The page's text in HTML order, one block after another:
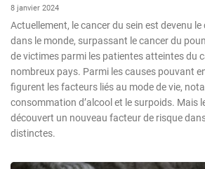
8 janvier 2024
Actuellement, le cancer du sein est devenu
dans le monde, surpassant le cancer du
de victimes parmi les patientes atteintes du
nombreux pays. Parmi les causes pouvant
figurent les facteurs liés au mode de vie,
consommation d’alcool et le surpoids. Mais
découvert un nouveau facteur de risque
distinctes.